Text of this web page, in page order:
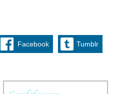
Facebook Tumblr